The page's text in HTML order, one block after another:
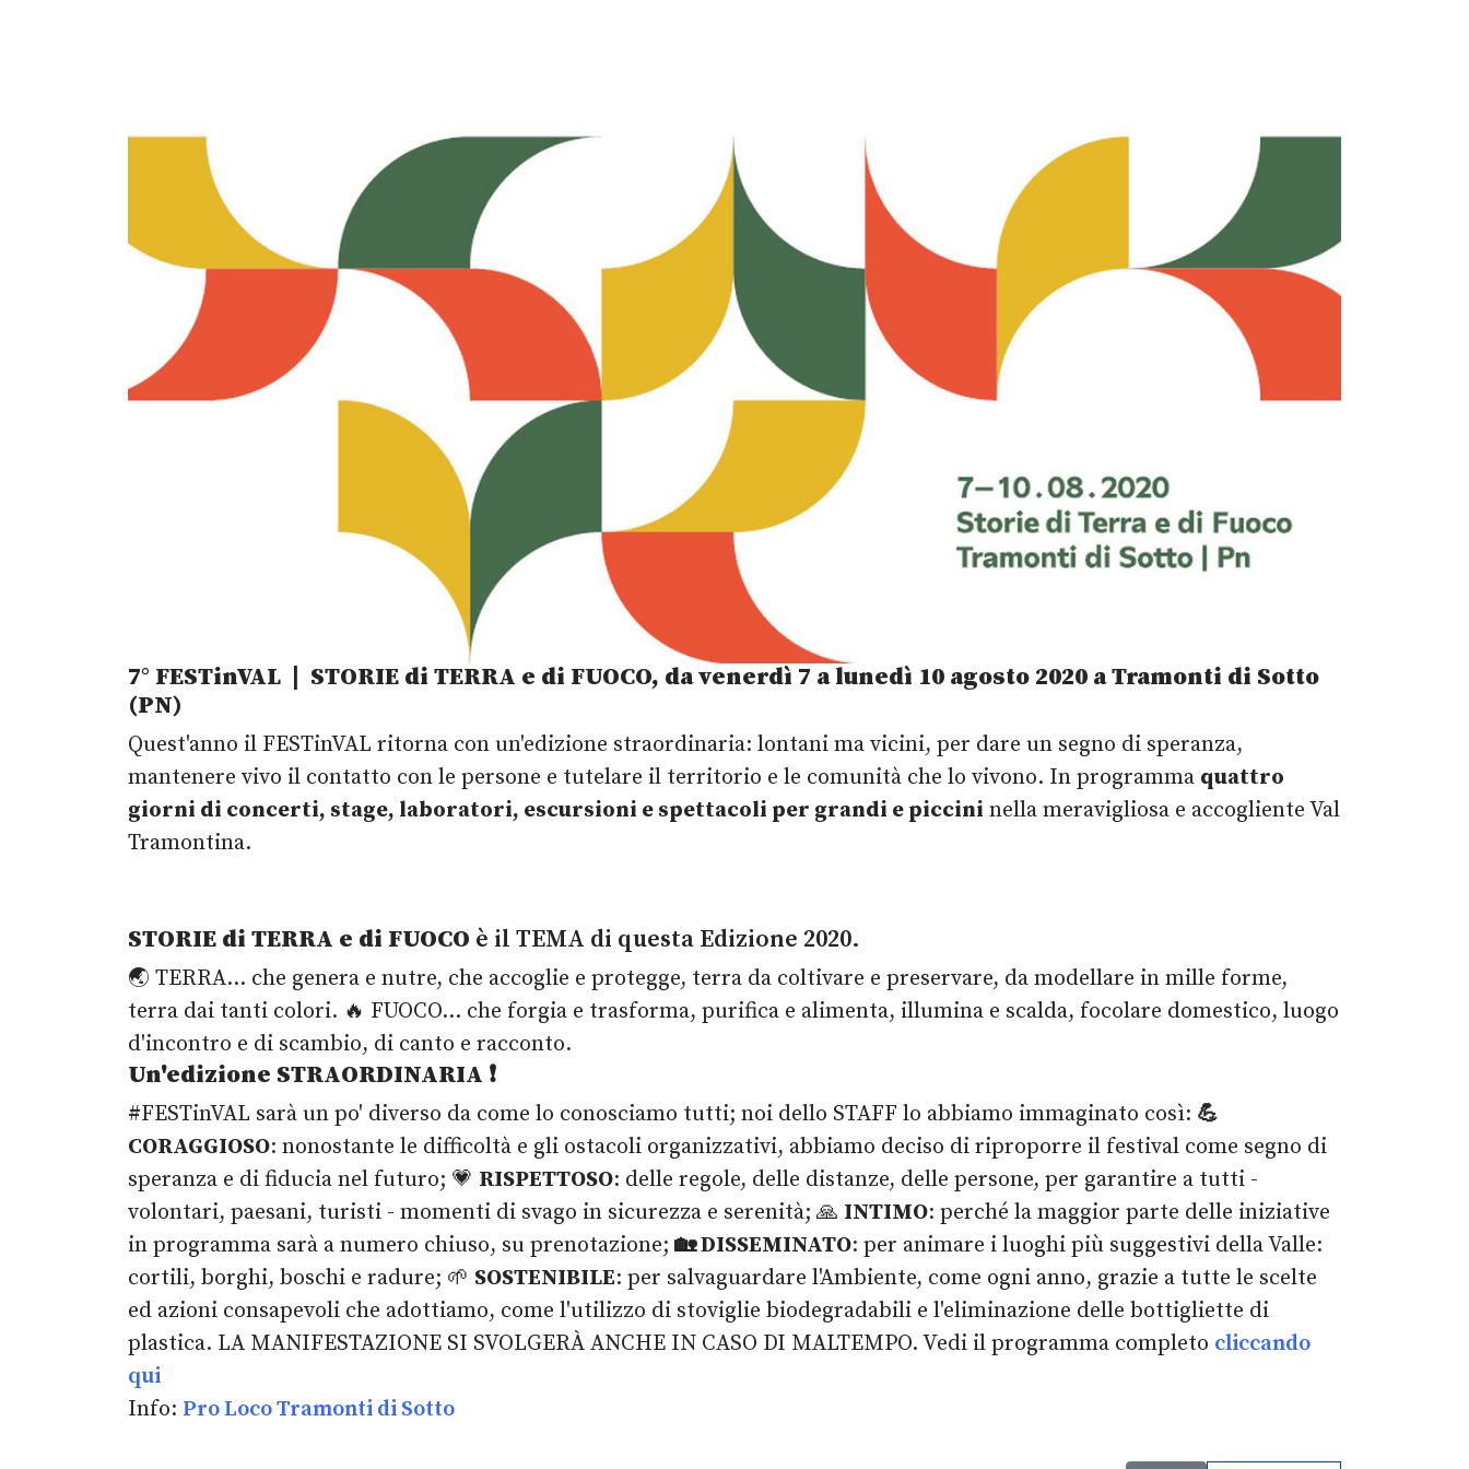
7° FESTinVAL | STORIE di TERRA e di FUOCO, da venerdì 7 a lunedì 10 agosto 2020 a Tramonti di Sotto
(PN)
Quest'anno il FESTinVAL ritorna con un'edizione straordinaria: lontani ma vicini, per dare un segno di speranza,
mantenere vivo il contatto con le persone e tutelare il territorio e le comunità che lo vivono. In programma quattro
giorni di concerti, stage, laboratori, escursioni e spettacoli per grandi e piccini nella meravigliosa e accogliente Val
Tramontina.
STORIE di TERRA e di FUOCO è il TEMA di questa Edizione 2020.
🌏 TERRA... che genera e nutre, che accoglie e protegge, terra da coltivare e preservare, da modellare in mille forme,
terra dai tanti colori. 🔥 FUOCO... che forgia e trasforma, purifica e alimenta, illumina e scalda, focolare domestico, luogo
d'incontro e di scambio, di canto e racconto.
Un'edizione STRAORDINARIA ❗
#FESTinVAL sarà un po' diverso da come lo conosciamo tutti; noi dello STAFF lo abbiamo immaginato così: 💪
CORAGGIOSO: nonostante le difficoltà e gli ostacoli organizzativi, abbiamo deciso di riproporre il festival come segno di
speranza e di fiducia nel futuro; 💗 RISPETTOSO: delle regole, delle distanze, delle persone, per garantire a tutti -
volontari, paesani, turisti - momenti di svago in sicurezza e serenità; 🙏 INTIMO: perché la maggior parte delle iniziative
in programma sarà a numero chiuso, su prenotazione; 🏡 DISSEMINATO: per animare i luoghi più suggestivi della Valle:
cortili, borghi, boschi e radure; 🌱 SOSTENIBILE: per salvaguardare l'Ambiente, come ogni anno, grazie a tutte le scelte
ed azioni consapevoli che adottiamo, come l'utilizzo di stoviglie biodegradabili e l'eliminazione delle bottigliette di
plastica. LA MANIFESTAZIONE SI SVOLGERÀ ANCHE IN CASO DI MALTEMPO. Vedi il programma completo cliccando
qui
Info: Pro Loco Tramonti di Sotto